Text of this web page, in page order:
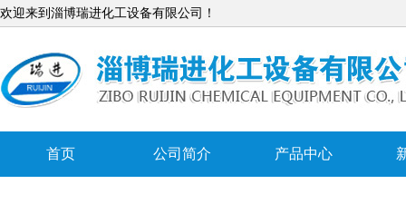
欢迎来到淄博瑞进化工设备有限公司！
首页 公司简介 产品中心